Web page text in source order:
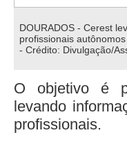
DOURADOS - Cerest
profissionais
- Crédito: Divulgação/
O objetivo é
levando
profissionais.